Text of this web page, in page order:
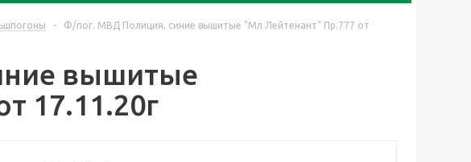
-
Ф/пог. МВД Полиция, синие вышитые "Мл.Лейтенант" Пр.777 от
вышитые
17.11.20г